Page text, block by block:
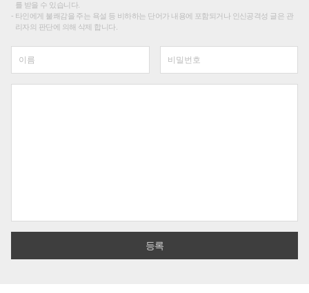
를 받을 수 있습니다.
타인에게 불쾌감을 주는 욕설 등 비하하는 단어가 내용에 포함되거나 인신공격성 글은 관
리자의 판단에 의해 삭제 합니다.